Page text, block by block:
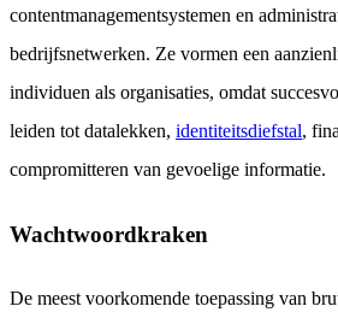
contentmanagementsystemen en
bedrijfsnetwerken. Ze vormen een
individuen als organisaties, omdat
leiden tot datalekken, identiteitsdiefstal,
compromitteren van gevoelige informatie.
Wachtwoordkraken
De meest voorkomende toepassing van